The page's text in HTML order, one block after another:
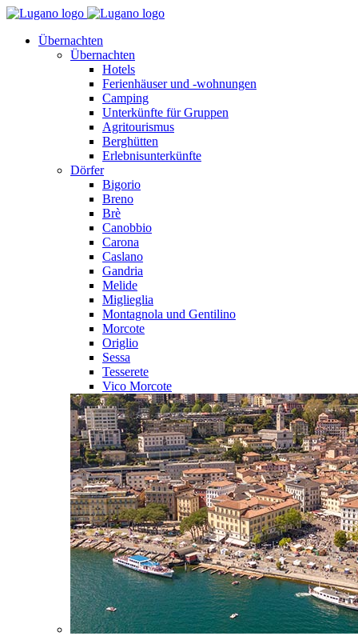
Übernachten
Übernachten
Hotels
Ferienhäuser und -wohnungen
Camping
Unterkünfte für Gruppen
Agritourismus
Berghütten
Erlebnisunterkünfte
Dörfer
Bigorio
Breno
Brè
Canobbio
Carona
Caslano
Gandria
Melide
Miglieglia
Montagnola und Gentilino
Morcote
Origlio
Sessa
Tesserete
Vico Morcote